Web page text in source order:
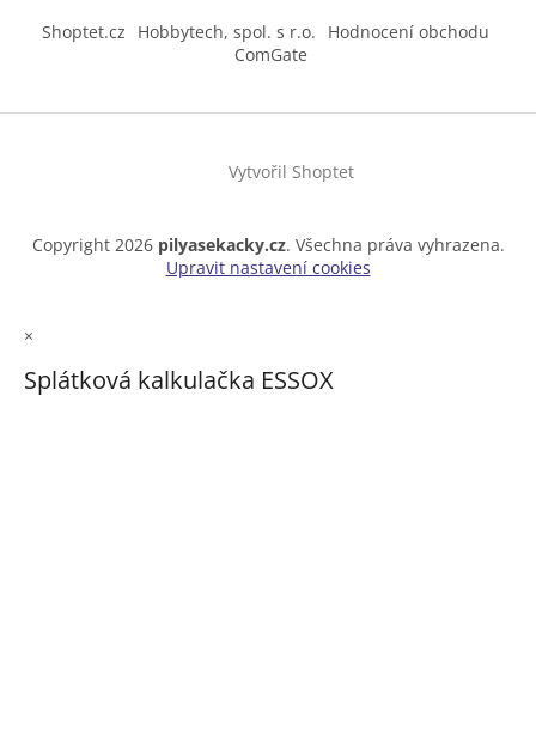
Shoptet.cz Hobbytech, spol. s r.o.
Hodnocení obchodu
ComGate
Vytvořil Shoptet
Copyright 2026 pilyasekacky.cz. Všechna práva vyhrazena.
Upravit nastavení cookies
×
Splátková kalkulačka ESSOX